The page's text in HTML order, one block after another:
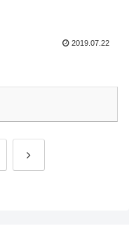
2019.07.22
次